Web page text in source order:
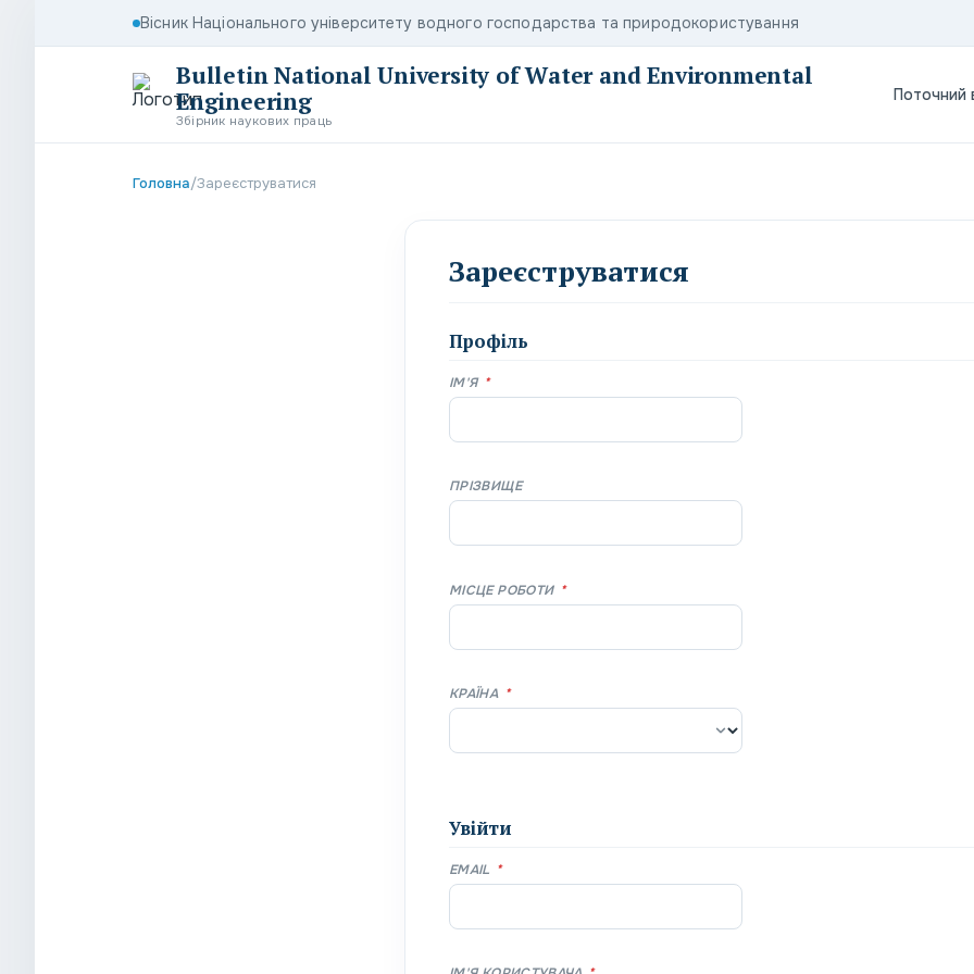
Вісник Національного університету водного господарства та природокористування
Bulletin National University of Water and Environmental
Engineering
Збірник наукових праць
Поточний
Головна/Зареєструватися
Зареєструватися
Профіль
ІМ'Я *
ПРІЗВИЩЕ
МІСЦЕ РОБОТИ *
КРАЇНА *
Увійти
EMAIL *